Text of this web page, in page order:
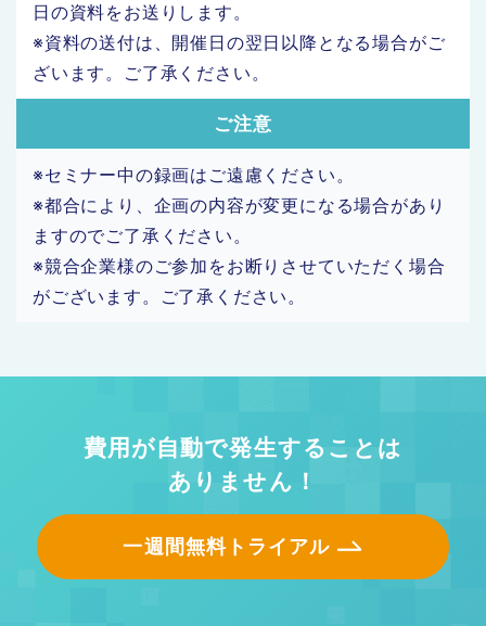
日の資料をお送りします。
※資料の送付は、開催日の翌日以降となる場合がご
ざいます。ご了承ください。
ご注意
※セミナー中の録画はご遠慮ください。
※都合により、企画の内容が変更になる場合があり
ますのでご了承ください。
※競合企業様のご参加をお断りさせていただく場合
がございます。ご了承ください。
費用が自動で発生することは
ありません！
一週間無料トライアル